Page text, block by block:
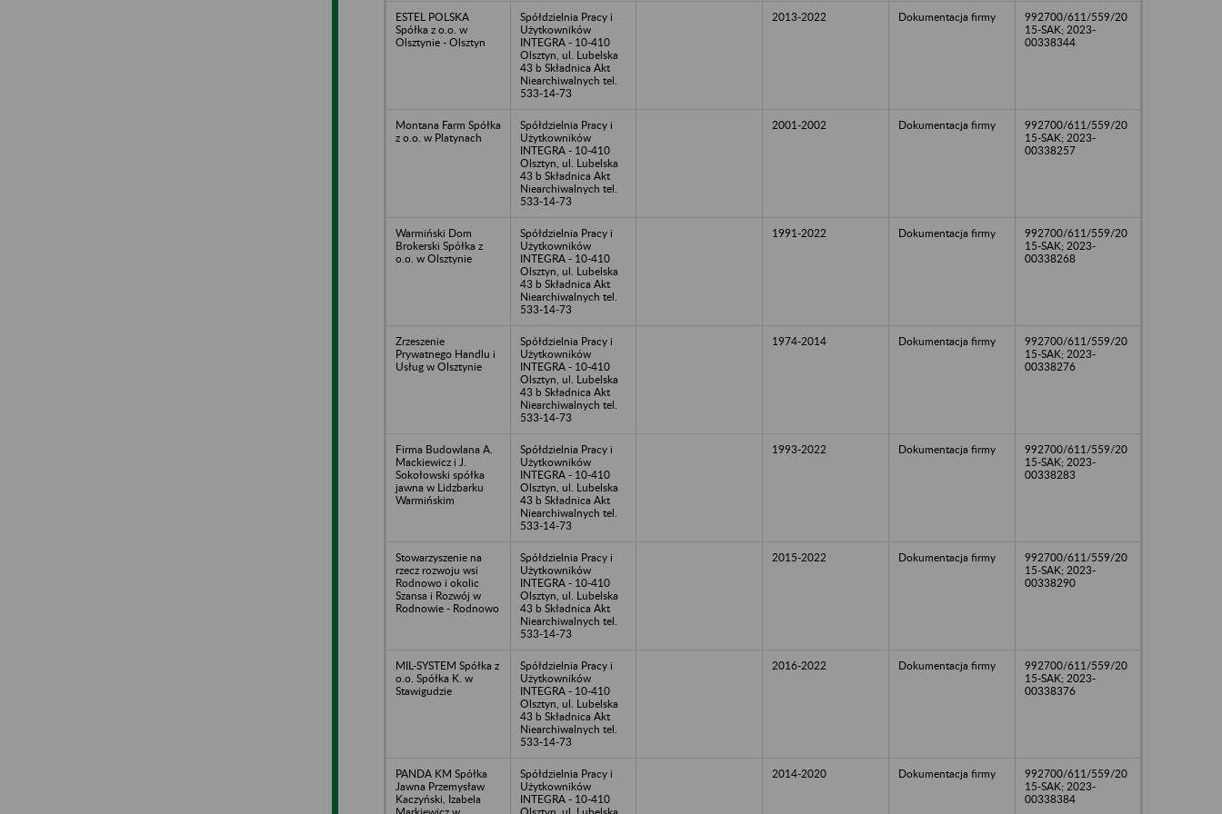
ESTEL POLSKA
Spółka z o.o. w
Olsztynie - Olsztyn
Spółdzielnia Pracy i
Użytkowników
INTEGRA - 10-410
Olsztyn, ul. Lubelska
43 b Składnica Akt
Niearchiwalnych tel.
533-14-73
2013-2022 Dokumentacja firmy
992700/611/559/20
15-SAK; 2023-
00338344
Montana Farm Spółka
z o.o. w Platynach
Spółdzielnia Pracy i
Użytkowników
INTEGRA - 10-410
Olsztyn, ul. Lubelska
43 b Składnica Akt
Niearchiwalnych tel.
533-14-73
2001-2002 Dokumentacja firmy
992700/611/559/20
15-SAK; 2023-
00338257
Warmiński Dom
Brokerski Spółka z
o.o. w Olsztynie
Spółdzielnia Pracy i
Użytkowników
INTEGRA - 10-410
Olsztyn, ul. Lubelska
43 b Składnica Akt
Niearchiwalnych tel.
533-14-73
1991-2022 Dokumentacja firmy
992700/611/559/20
15-SAK; 2023-
00338268
Zrzeszenie
Prywatnego Handlu i
Usług w Olsztynie
Spółdzielnia Pracy i
Użytkowników
INTEGRA - 10-410
Olsztyn, ul. Lubelska
43 b Składnica Akt
Niearchiwalnych tel.
533-14-73
1974-2014 Dokumentacja firmy
992700/611/559/20
15-SAK; 2023-
00338276
Firma Budowlana A.
Mackiewicz i J.
Sokołowski spółka
jawna w Lidzbarku
Warmińskim
Spółdzielnia Pracy i
Użytkowników
INTEGRA - 10-410
Olsztyn, ul. Lubelska
43 b Składnica Akt
Niearchiwalnych tel.
533-14-73
1993-2022 Dokumentacja firmy
992700/611/559/20
15-SAK; 2023-
00338283
Stowarzyszenie na
rzecz rozwoju wsi
Rodnowo i okolic
Szansa i Rozwój w
Rodnowie - Rodnowo
Spółdzielnia Pracy i
Użytkowników
INTEGRA - 10-410
Olsztyn, ul. Lubelska
43 b Składnica Akt
Niearchiwalnych tel.
533-14-73
2015-2022 Dokumentacja firmy
992700/611/559/20
15-SAK; 2023-
00338290
MIL-SYSTEM Spółka z
o.o. Spółka K. w
Stawigudzie
Spółdzielnia Pracy i
Użytkowników
INTEGRA - 10-410
Olsztyn, ul. Lubelska
43 b Składnica Akt
Niearchiwalnych tel.
533-14-73
2016-2022 Dokumentacja firmy
992700/611/559/20
15-SAK; 2023-
00338376
PANDA KM Spółka
Jawna Przemysław
Kaczyński, Izabela
Spółdzielnia Pracy i
Użytkowników
INTEGRA - 10-410
2014-2020 Dokumentacja firmy
992700/611/559/20
15-SAK; 2023-
00338384